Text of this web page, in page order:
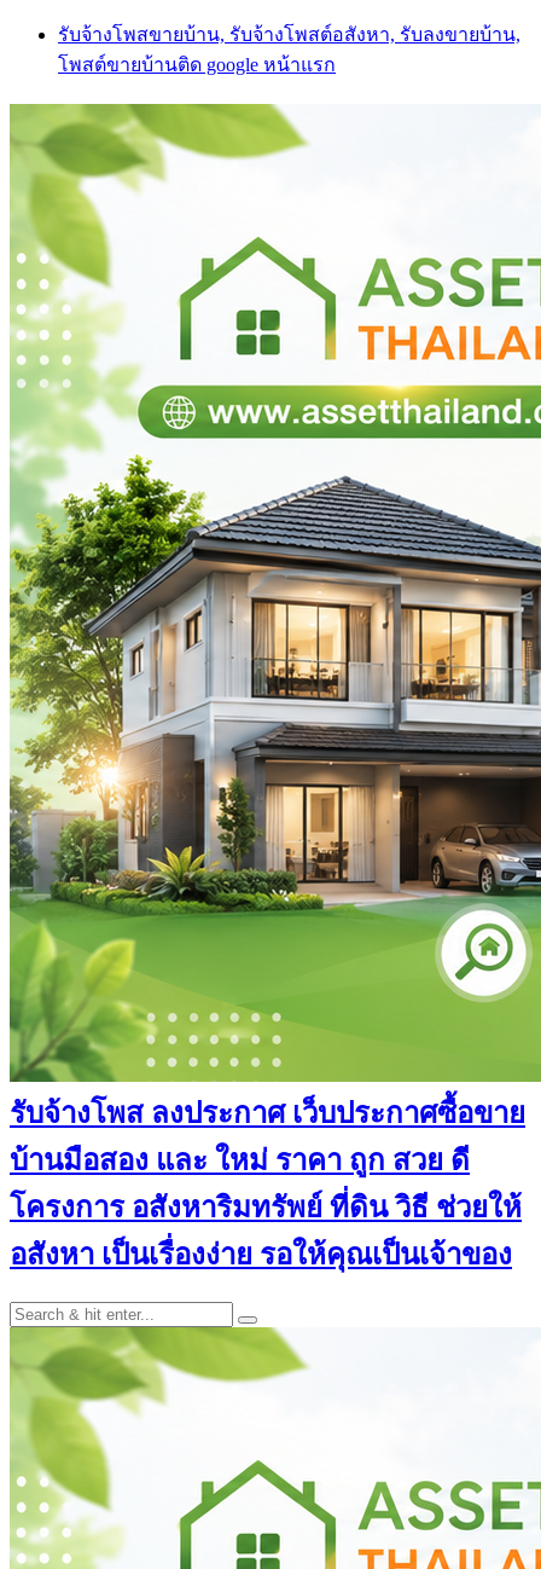
Skip
content
รับจ้างโพสขายบ้าน, รับจ้างโพสต์อสังหา, รับลงขายบ้าน,
โพสต์ขายบ้านติด google หน้าแรก
รับจ้างโพส ลงประกาศ เว็บประกาศซื้อขาย
บ้านมือสอง และ ใหม่ ราคา ถูก สวย ดี
โครงการ อสังหาริมทรัพย์ ที่ดิน วิธี ช่วยให้
อสังหา เป็นเรื่องง่าย รอให้คุณเป็นเจ้าของ